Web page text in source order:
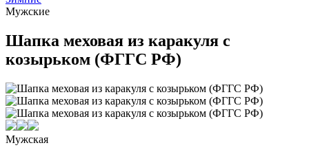
Мужские
Шапка меховая из каракуля с
козырьком (ФГГС РФ)
Мужская